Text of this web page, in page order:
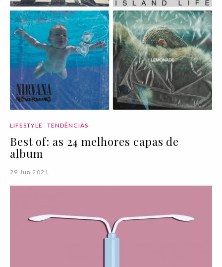
LIFESTYLE TENDÊNCIAS
Best of: as 24 melhores capas de
album
29 Jun 2021